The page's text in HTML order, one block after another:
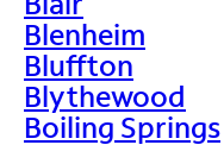
Blenheim
Bluffton
Blythewood
Boiling Springs